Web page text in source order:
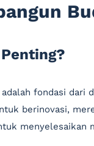
fondasi dari
berinovasi,
menyelesaikan